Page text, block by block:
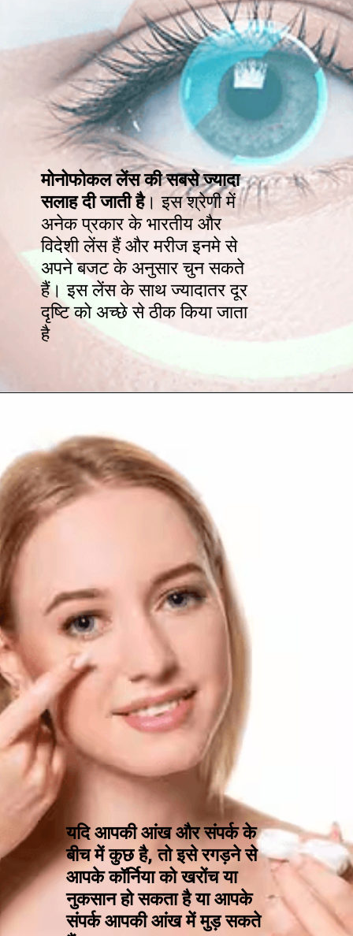
मोनोफोकल लेंस की सबसे ज्यादा
सलाह दी जाती है। इस श्रेणी में
अनेक प्रकार के भारतीय और
विदेशी लेंस हैं और मरीज इनमे से
अपने बजट के अनुसार चुन सकते
हैं। इस लेंस के साथ ज्यादातर दूर
दृष्टि को अच्छे से ठीक किया जाता
है
यदि आपकी आंख और संपर्क के
बीच में कुछ है, तो इसे रगड़ने से
आपके कॉर्निया को खरोंच या
नुकसान हो सकता है या आपके
संपर्क आपकी आंख में मुड़ सकते